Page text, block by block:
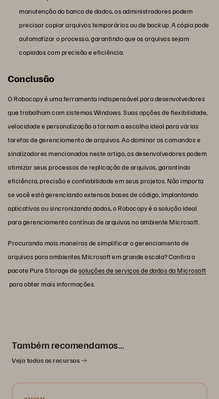
manutenção do banco de dados, os administradores podem
precisar copiar arquivos temporários ou de backup. A cópia pode
automatizar o processo, garantindo que os arquivos sejam
copiados com precisão e eficiência.
Conclusão
O Robocopy é uma ferramenta indispensável para desenvolvedores
que trabalham com sistemas Windows. Suas opções de flexibilidade,
velocidade e personalização a tornam a escolha ideal para várias
tarefas de gerenciamento de arquivos. Ao dominar os comandos e
sinalizadores mencionados neste artigo, os desenvolvedores podem
otimizar seus processos de replicação de arquivos, garantindo
eficiência, precisão e confiabilidade em seus projetos. Não importa
se você está gerenciando extensas bases de código, implantando
aplicativos ou sincronizando dados, o Robocopy é a solução ideal
para gerenciamento contínuo de arquivos no ambiente Microsoft.
Procurando mais maneiras de simplificar o gerenciamento de
arquivos para ambientes Microsoft em grande escala? Confira o
pacote Pure Storage desoluções de serviços de dados da Microsoft
para obter mais informações.
Também recomendamos…
Veja todos os recursos